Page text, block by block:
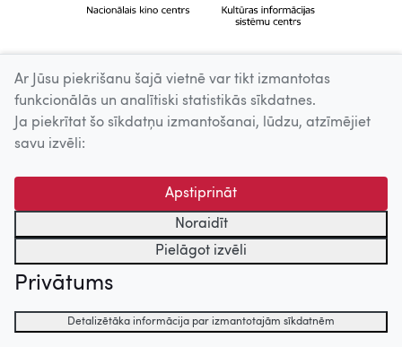
Ar Jūsu piekrišanu šajā vietnē var tikt izmantotas
funkcionālās un analītiski statistikās sīkdatnes.
Ja piekrītat šo sīkdatņu izmantošanai, lūdzu, atzīmējiet
savu izvēli:
Apstiprināt
Noraidīt
Pielāgot izvēli
Privātums
Detalizētāka informācija par izmantotajām sīkdatnēm